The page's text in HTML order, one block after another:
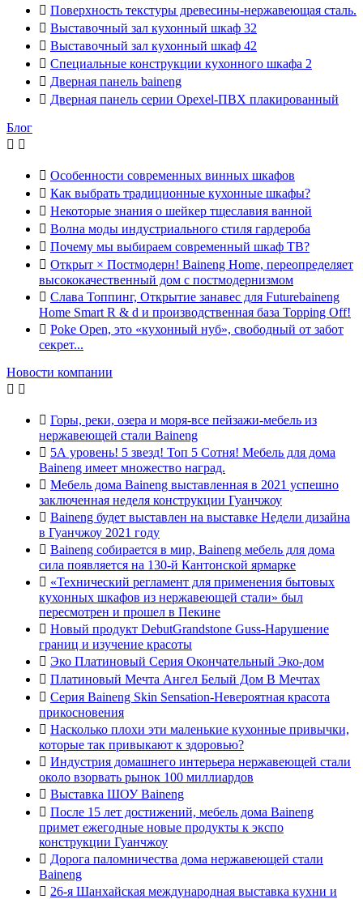
 Поверхность текстуры древесины-нержавеющая сталь.
 Выставочный зал кухонный шкаф 32
 Выставочный зал кухонный шкаф 42
 Специальные конструкции кухонного шкафа 2
 Дверная панель baineng
 Дверная панель серии Opexel-ПВХ плакированный
Блог
 
 Особенности современных винных шкафов
 Как выбрать традиционные кухонные шкафы?
 Некоторые знания о шейкер тщеславия ванной
 Волна моды индустриального стиля гардероба
 Почему мы выбираем современный шкаф ТВ?
 Открыт × Постмодерн! Baineng Home, переопределяет
высококачественный дом с постмодернизмом
 Слава Топпинг, Открытие занавес для Futurebaineng
Home Smart R & d и производственная база Topping Off!
 Poke Open, это «кухонный нуб», свободный от забот
секрет...
Новости компании
 
 Горы, реки, озера и моря-все пейзажи-мебель из
нержавеющей стали Baineng
 5А уровень! 5 звезд! Топ 5 Сотня! Мебель для дома
Baineng имеет множество наград.
 Мебель дома Baineng выставленная в 2021 успешно
заключенная неделя конструкции Гуанчжоу
 Baineng будет выставлен на выставке Недели дизайна
в Гуанчжоу 2021 году
 Baineng собирается в мир, Baineng мебель для дома
сила появляется на 130-й Кантонской ярмарке
 «Технический регламент для применения бытовых
кухонных шкафов из нержавеющей стали» был
пересмотрен и прошел в Пекине
 Новый продукт DebutGrandstone Guss-Нарушение
границ и изучение красоты
 Эко Платиновый Серия Окончательный Эко-дом
 Платиновый Мечта Ангел Белый Дом В Мечтах
 Серия Baineng Skin Sensation-Невероятная красота
прикосновения
 Насколько плохи эти маленькие кухонные привычки,
которые так привыкают к здоровью?
 Индустрия домашнего интерьера нержавеющей стали
около взорвать рынок 100 миллиардов
 Выставка ШОУ Baineng
 После 15 лет достижений, мебель дома Baineng
примет ежегодные новые продукты к экспо
конструкции Гуанчжоу
 Дорога паломничества дома нержавеющей стали
Baineng
 26-я Шанхайская международная выставка кухни и